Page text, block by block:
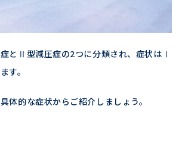
とⅡ型減圧症の2つに分類され、症状はⅠ
す。
体的な症状からご紹介しましょう。